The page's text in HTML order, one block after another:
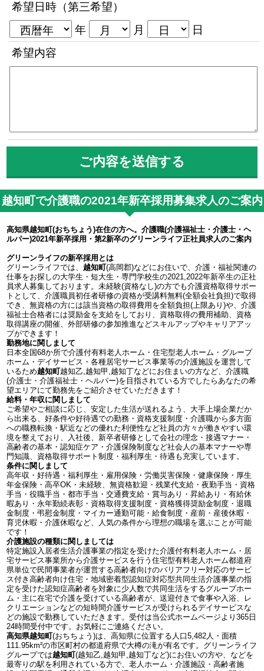
希望日時（第三希望）
年
月
日
希望内容
越知町で介護職の2021年新卒採用募集求人のご案内
高知県越知町(おちちょう)在住の方へ。介護職(介護福祉士・介護士・ヘ
ルパー)2021年新卒採用・第2新卒のグリーンライフ正社員求人のご案内
グリーンライフの新卒採用とは
グリーンライフでは、越知町(高岡郡)などにお住いで、介護・福祉関連の
仕事をお探しの大学生・短大生・専門学校生の2021,2022年新卒生の正社
員求人募集しております。未経験(資格なし)の方でも介護資格取得サポー
トとして、介護職員初任者研修の資格が受講料無料(全額会社負担)で取得
でき、無資格の方には該当資格の取得費用を全額負担(上限あり)や、介護
福祉士合格者には奨励金を支給をしており、資格取得の費用補助、資格
取得講座の開催、外部研修の参加推進などスキルアップやキャリアアッ
プができます！
勤務地に関しまして
日本全国68か所で介護付有料老人ホーム・住宅型老人ホーム・グループ
ホーム・デイサービス・各種居宅サービス事業等の介護施設を運営して
いるため越知町越知乙,越知甲,越知丁などにお住まいの方など、介護職
(介護士・介護福祉士・ヘルパー)を目指されている方でしたらあなたの希
望エリアにて勤務先をご紹介させていただきます！
給料・年収に関しまして
ご希望やご相談に応じ、安定した生活が送れるよう、大手上場企業だか
ら出来る、好条件や好待遇での勤務・資格支援制度・介護職から多方面
への職務転換・駅近などの優れた利便性など社員の方々が働きやすい環
境を整えており、入社後、新卒者研修として会社の理念・接遇マナー・
高齢者の基本・認知症ケア・介護保険制度など社会人の基本マナーや専
門知識、資格取得サポート制度・福利厚生・待遇も充実しています。
条件に関しまして
高年収・好待遇・福利厚生・雇用保険・労働災害保険・健康保険・厚生
年金保険・高卒OK・未経験、無資格歓迎・残業代支給・夜勤手当・資格
手当・役職手当・都市手当・交通費支給・賞与あり・昇給あり・有給休
暇あり・永年勤続表彰・資格取得支援制度・資格獲得奨励金制度・退職
金制度・弔慰金制度・マイカー通勤可能・給食制度・産前・産後休暇・
育児休暇・介護休暇など、人気の条件から理想の職場を選ぶことが可能
です！
介護施設の種類に関しましては
特定施設入居者生活介護事業の指定を受けた介護付有料老人ホーム・居
宅サービス事業所から介護サービスを行う住宅型有料老人ホーム都道府
県単位で民間事業者が運営する高齢者向けのバリアフリー対応のサービ
ス付き高齢者向け住宅・地域密着型認知症対応型共同生活介護事業の指
定を受けた認知症高齢者を対象に少人数で共同生活をするグループホー
ム・主に在宅で介護を受けている高齢者が、送迎付きで食事や入浴、レ
クリエーションなどの短時間介護サービスが受けられるデイサービスな
どの施設で勤務していただきます。受付は当公式ホームページより365日
24時間受付中です。お気軽にご連絡ください。
高知県越知町(おちちょう)は、高知県に位置する人口5,482人・面積
111.95km²の市区町村の都道府県で大樽の滝が有名です。グリーンライフ
グループでは越知町(越知乙,越知甲,越知丁など)にお住いの方や、などを
最寄りの駅を利用されている方で、老人ホーム・介護施設・高齢者施